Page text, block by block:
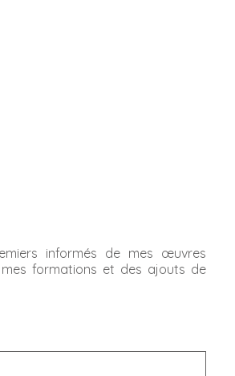
informés de mes œuvres
formations et des ajouts de